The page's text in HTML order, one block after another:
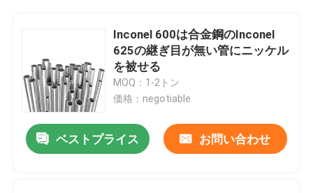
Inconel 600は合金鋼のInconel
625の継ぎ目が無い管にニッケル
を被せる
MOQ：1-2トン
価格：negotiable
ベストプライス お問い合わせ